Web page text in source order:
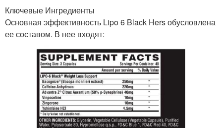
Ключевые Ингредиенты
Основная эффективность Lipo 6 Black Hers обусловлена
ее составом. В нее входят: